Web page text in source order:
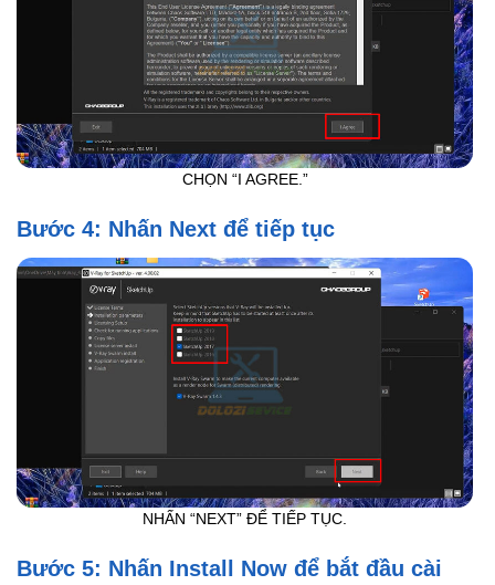
CHỌN “I AGREE.”
Bước 4: Nhấn Next để tiếp tục
NHẤN “NEXT” ĐỂ TIẾP TỤC.
Bước 5: Nhấn Install Now để bắt đầu cài